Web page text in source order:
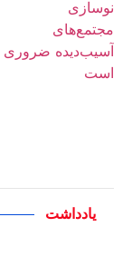
یادداشت